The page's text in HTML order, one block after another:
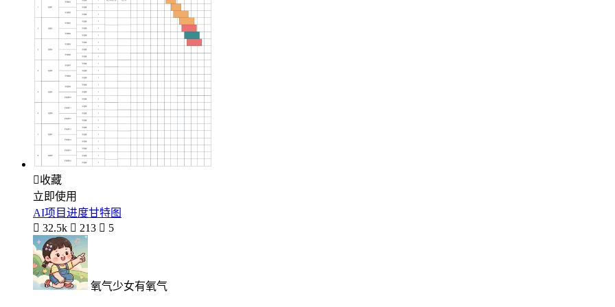
收藏
立即使用
AI项目进度甘特图
 32.5k  213  5
氧气少女有氧气